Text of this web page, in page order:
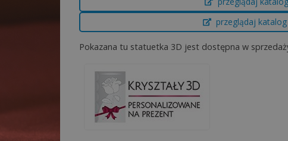
r
przeglądaj
Pokazana tu statuetka 3D jest dostępna w